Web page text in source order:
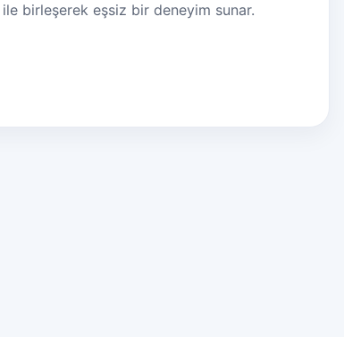
ile birleşerek eşsiz bir deneyim sunar.